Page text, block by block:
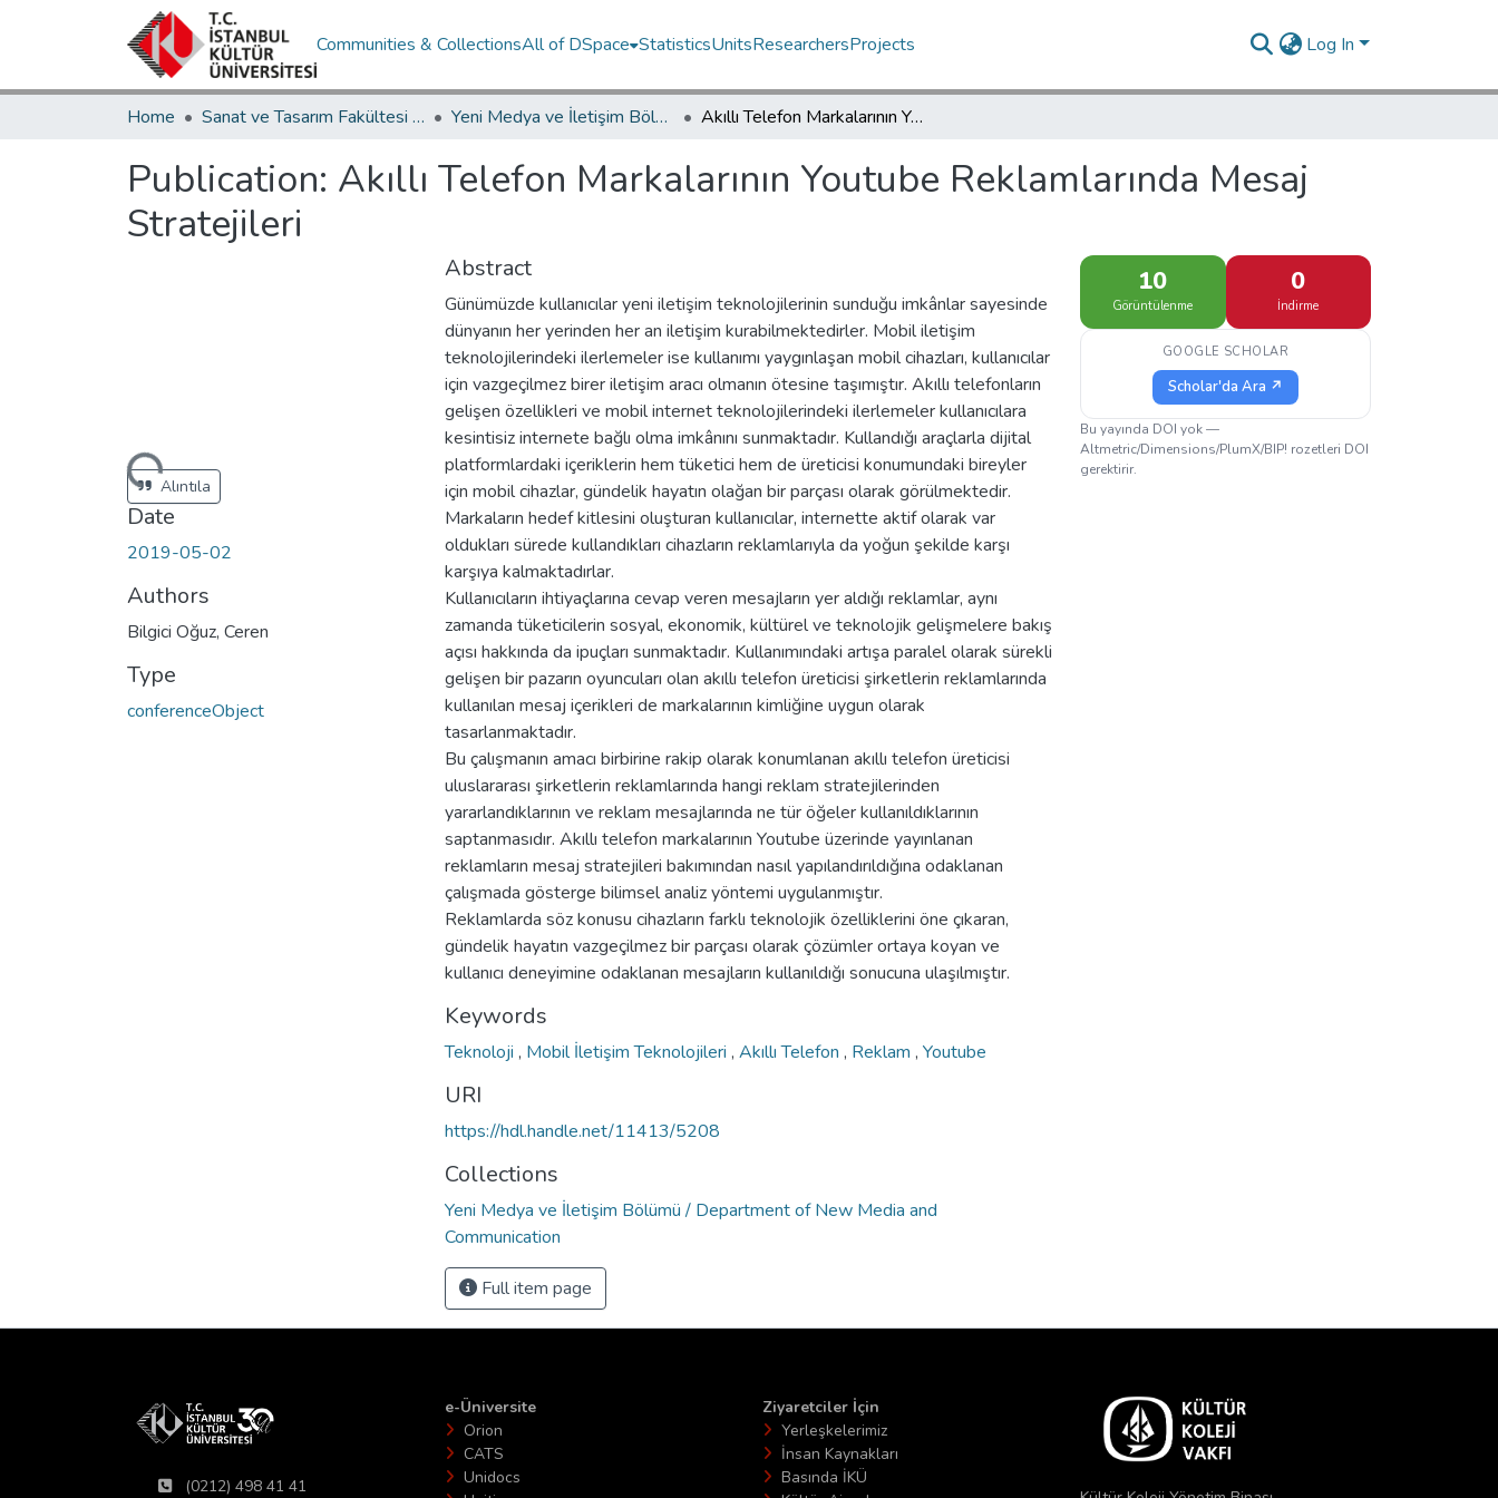
Communities & CollectionsAll of DSpace StatisticsUnitsResearchersProjects Log In
Home Sanat ve Tasarım Fakültesi / Faculty of Art and Design Yeni Medya ve İletişim Bölümü / Department of New Media and Communication Akıllı Telefon Markalarının Youtube Reklamlarında Mesaj Stratejileri
Publication: Akıllı Telefon Markalarının Youtube Reklamlarında Mesaj
Stratejileri
Loading...Alıntıla
Date
2019-05-02
Authors
Bilgici Oğuz, Ceren
Type
conferenceObject
Abstract
Günümüzde kullanıcılar yeni iletişim teknolojilerinin sunduğu imkânlar sayesinde
dünyanın her yerinden her an iletişim kurabilmektedirler. Mobil iletişim
teknolojilerindeki ilerlemeler ise kullanımı yaygınlaşan mobil cihazları, kullanıcılar
için vazgeçilmez birer iletişim aracı olmanın ötesine taşımıştır. Akıllı telefonların
gelişen özellikleri ve mobil internet teknolojilerindeki ilerlemeler kullanıcılara
kesintisiz internete bağlı olma imkânını sunmaktadır. Kullandığı araçlarla dijital
platformlardaki içeriklerin hem tüketici hem de üreticisi konumundaki bireyler
için mobil cihazlar, gündelik hayatın olağan bir parçası olarak görülmektedir.
Markaların hedef kitlesini oluşturan kullanıcılar, internette aktif olarak var
oldukları sürede kullandıkları cihazların reklamlarıyla da yoğun şekilde karşı
karşıya kalmaktadırlar.
Kullanıcıların ihtiyaçlarına cevap veren mesajların yer aldığı reklamlar, aynı
zamanda tüketicilerin sosyal, ekonomik, kültürel ve teknolojik gelişmelere bakış
açısı hakkında da ipuçları sunmaktadır. Kullanımındaki artışa paralel olarak sürekli
gelişen bir pazarın oyuncuları olan akıllı telefon üreticisi şirketlerin reklamlarında
kullanılan mesaj içerikleri de markalarının kimliğine uygun olarak
tasarlanmaktadır.
Bu çalışmanın amacı birbirine rakip olarak konumlanan akıllı telefon üreticisi
uluslararası şirketlerin reklamlarında hangi reklam stratejilerinden
yararlandıklarının ve reklam mesajlarında ne tür öğeler kullanıldıklarının
saptanmasıdır. Akıllı telefon markalarının Youtube üzerinde yayınlanan
reklamların mesaj stratejileri bakımından nasıl yapılandırıldığına odaklanan
çalışmada gösterge bilimsel analiz yöntemi uygulanmıştır.
Reklamlarda söz konusu cihazların farklı teknolojik özelliklerini öne çıkaran,
gündelik hayatın vazgeçilmez bir parçası olarak çözümler ortaya koyan ve
kullanıcı deneyimine odaklanan mesajların kullanıldığı sonucuna ulaşılmıştır.
Keywords
Teknoloji , Mobil İletişim Teknolojileri , Akıllı Telefon , Reklam , Youtube
URI
https://hdl.handle.net/11413/5208
Collections
Yeni Medya ve İletişim Bölümü / Department of New Media and
Communication
Full item page
10
Görüntülenme
0
İndirme
GOOGLE SCHOLAR
Scholar'da Ara ↗
Bu yayında DOI yok —
Altmetric/Dimensions/PlumX/BIP! rozetleri DOI
gerektirir.
(0212) 498 41 41
e-Üniversite
Orion
CATS
Unidocs
Ziyaretciler İçin
Yerleşkelerimiz
İnsan Kaynakları
Basında İKÜ